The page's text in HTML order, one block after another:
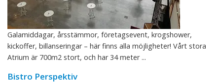
Galamiddagar, årsstämmor, företagsevent, krogshower,
kickoffer, billanseringar – här finns alla möjligheter! Vårt stora
Atrium är 700m2 stort, och har 34 meter ...
Bistro Perspektiv